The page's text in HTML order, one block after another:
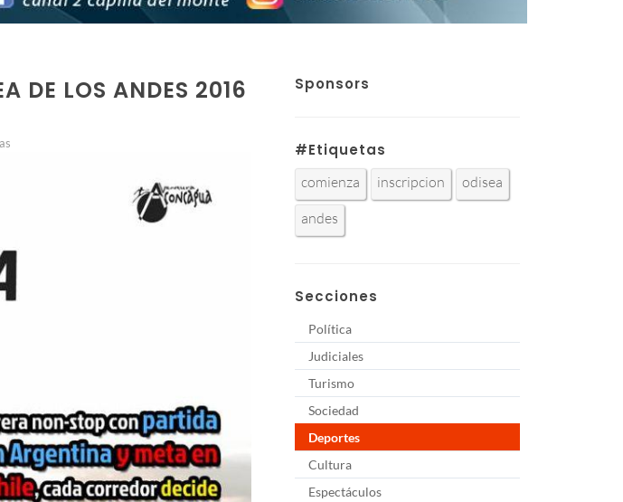
DE LOS ANDES 2016 Sponsors
#Etiquetas
comienza inscripcion
odisea
andes
Secciones
Política
Judiciales
Turismo
Sociedad
Deportes
Cultura
Espectáculos